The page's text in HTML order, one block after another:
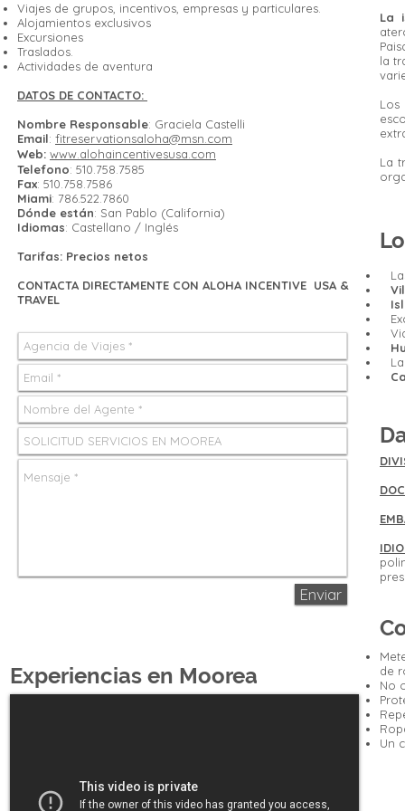
Viajes de grupos, incentivos, empresas y particulares.
Alojamientos exclusivos
Excursiones
Traslados.
Actividades de aventura
DATOS DE CONTACTO:
Nombre Responsable: Graciela Castelli
Email: fitreservationsaloha@msn.com
Web: www.alohaincentivesusa.com
Telefono: 510.758.7585
Fax: 510.758.7586
Miami: 786.522.7860
Dónde están: San Pablo (California)
Idiomas: Castellano / Inglés
Tarifas: Precios netos
CONTACTA DIRECTAMENTE CON ALOHA INCENTIVE USA &
TRAVEL
Enviar
Experiencias en Moorea
La
la
La
La
de
No
Un